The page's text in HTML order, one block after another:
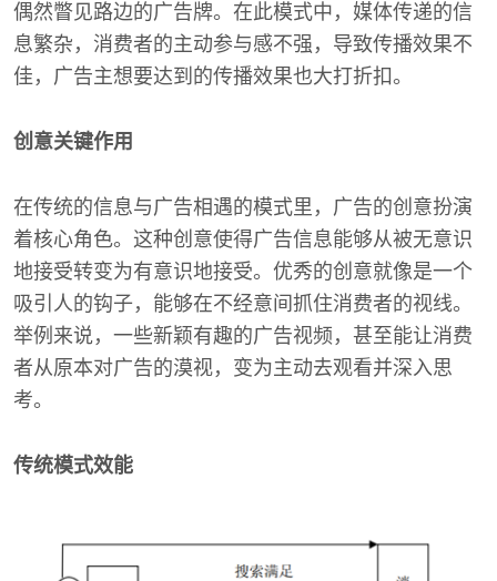
偶然瞥见路边的广告牌。在此模式中，媒体传递的信
息繁杂，消费者的主动参与感不强，导致传播效果不
佳，广告主想要达到的传播效果也大打折扣。
创意关键作用
在传统的信息与广告相遇的模式里，广告的创意扮演
着核心角色。这种创意使得广告信息能够从被无意识
地接受转变为有意识地接受。优秀的创意就像是一个
吸引人的钩子，能够在不经意间抓住消费者的视线。
举例来说，一些新颖有趣的广告视频，甚至能让消费
者从原本对广告的漠视，变为主动去观看并深入思
考。
传统模式效能